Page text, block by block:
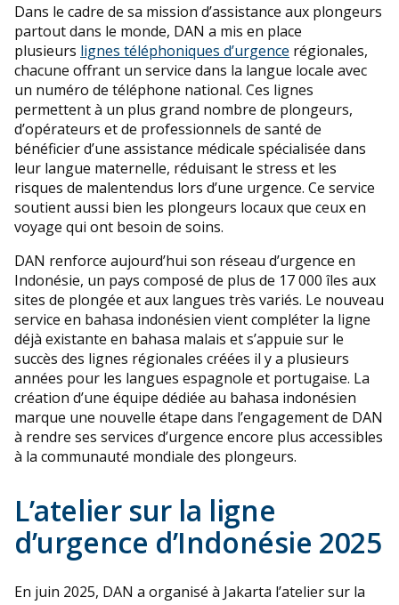
Dans le cadre de sa mission d’assistance aux plongeurs
partout dans le monde, DAN a mis en place
plusieurs lignes téléphoniques d’urgence régionales,
chacune offrant un service dans la langue locale avec
un numéro de téléphone national. Ces lignes
permettent à un plus grand nombre de plongeurs,
d’opérateurs et de professionnels de santé de
bénéficier d’une assistance médicale spécialisée dans
leur langue maternelle, réduisant le stress et les
risques de malentendus lors d’une urgence. Ce service
soutient aussi bien les plongeurs locaux que ceux en
voyage qui ont besoin de soins.
DAN renforce aujourd’hui son réseau d’urgence en
Indonésie, un pays composé de plus de 17 000 îles aux
sites de plongée et aux langues très variés. Le nouveau
service en bahasa indonésien vient compléter la ligne
déjà existante en bahasa malais et s’appuie sur le
succès des lignes régionales créées il y a plusieurs
années pour les langues espagnole et portugaise. La
création d’une équipe dédiée au bahasa indonésien
marque une nouvelle étape dans l’engagement de DAN
à rendre ses services d’urgence encore plus accessibles
à la communauté mondiale des plongeurs.
L’atelier sur la ligne
d’urgence d’Indonésie 2025
En juin 2025, DAN a organisé à Jakarta l’atelier sur la